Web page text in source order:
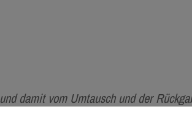
damit vom Umtausch und der
der Differenzbesteuerung nach